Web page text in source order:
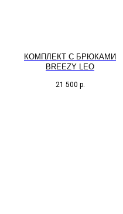
КОМПЛЕКТ С БРЮКАМИ
BREEZY LEO
21 500 р.